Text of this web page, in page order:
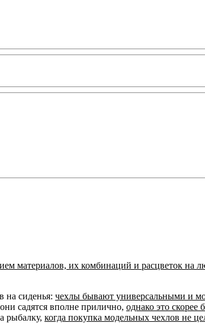
материалов, их комбинаций и расцветок на
на сиденья: чехлы бывают универсальными и
садятся вполне прилично, однако это
рыбалку, когда покупка модельных чехлов не